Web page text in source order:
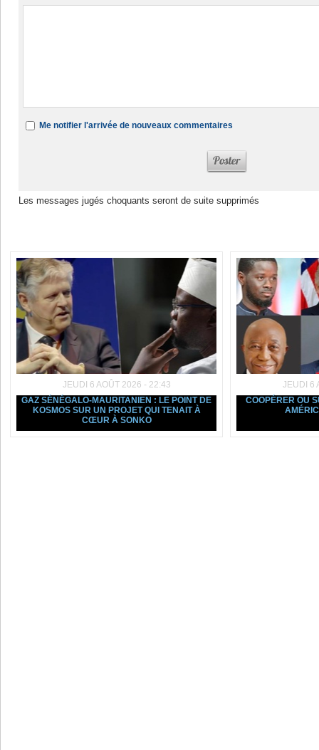
Me notifier l'arrivée de nouveaux commentaires
Les messages jugés choquants seront de suite supprimés
JEUDI 6 AOÛT 2026 - 22:43
GAZ SÉNÉGALO-MAURITANIEN : LE POINT DE
KOSMOS SUR UN PROJET QUI TENAIT À
CŒUR À SONKO
JEUDI 6
COOPÉRER OU